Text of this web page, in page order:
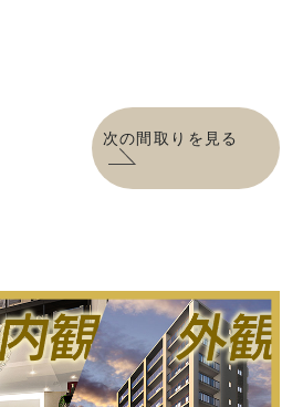
次の間取りを見る